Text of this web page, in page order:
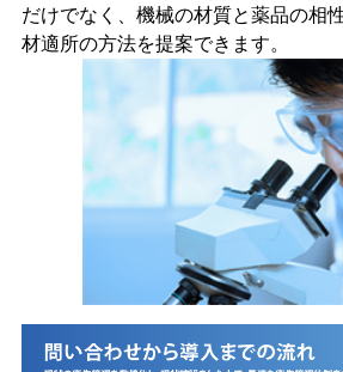
だけでなく、機械の材質と薬品の相
材適所の方法を提案できます。